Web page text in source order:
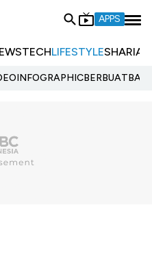
APPS
TECHLIFESTYLESHARIA
INFOGRAPHIC